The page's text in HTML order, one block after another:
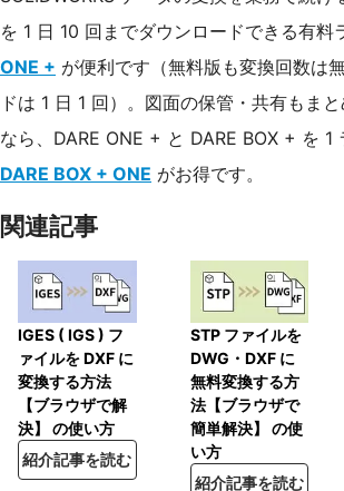
を 1 日 10 回までダウンロードできる有料
ONE + が便利です（無料版も変換回数は
ドは 1 日 1 回）。図面の保管・共有もま
なら、DARE ONE + と DARE BOX + を 1
DARE BOX + ONE がお得です。
関連記事
IGES ( IGS ) フ
ァイルを DXF に
変換する方法
【ブラウザで解
決】 の使い方
紹介記事を読む
STP ファイルを
DWG・DXF に
無料変換する方
法【ブラウザで
簡単解決】 の使
い方
紹介記事を読む